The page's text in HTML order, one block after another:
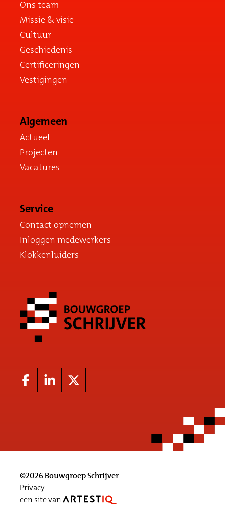
Ons team
Missie & visie
Cultuur
Geschiedenis
Certificeringen
Vestigingen
Algemeen
Actueel
Projecten
Vacatures
Service
Contact opnemen
Inloggen medewerkers
Klokkenluiders
©2026 Bouwgroep Schrijver
Privacy
een site van